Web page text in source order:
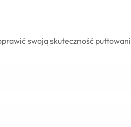
swoją skuteczność